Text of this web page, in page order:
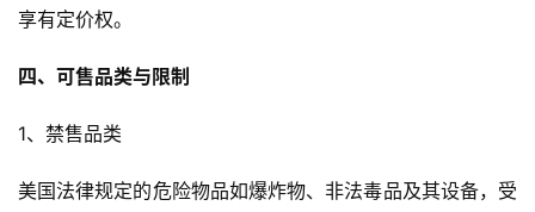
球
店
跨
享有定价权。
四、可售品类与限制
1、禁售品类
美国法律规定的危险物品如爆炸物、非法毒品及其设备，受